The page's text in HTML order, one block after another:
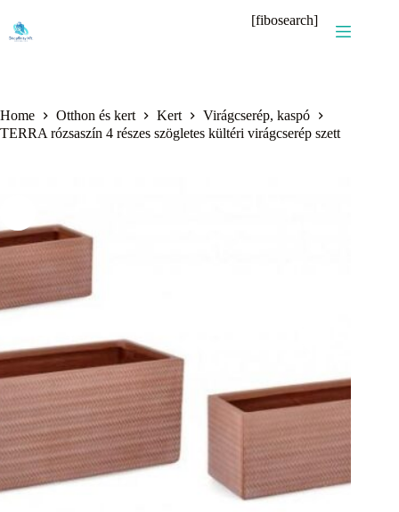
content
[fibosearch]
Home Otthon és kert Kert
Virágcserép, kaspó
TERRA rózsaszín 4 részes szögletes kültéri virágcserép szett